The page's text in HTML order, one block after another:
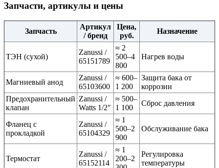
Запчасти, артикулы и цены
Запчасть
Артикул
/ бренд
Цена,
руб.
Назначение
ТЭН (сухой)
Zanussi /
65151789
≈ 2
500–4
800
Нагрев воды
Магниевый анод
Zanussi /
65103600
≈ 600–
1 200
Защита бака от
коррозии
Предохранительный
клапан
Zanussi /
Watts 1/2″
≈ 500–
1 100
Сброс давления
Фланец с
прокладкой
Zanussi /
65104329
≈ 1
500–2
900
Обслуживание бака
Термостат
Zanussi /
65152114
≈ 1
200–2
Регулировка
температуры